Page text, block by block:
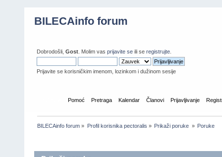
BILECAinfo forum
Dobrodošli, Gost . Molim vas prijavite se ili se registrujte
Prijavite se korisničkim imenom, lozinkom i dužinom sesije
Pomoć Pretraga Kalendar Članovi Prijavljivanje
BILECAinfo forum » Profil korisnika pectoralis » Prikaži poruke » Poruke